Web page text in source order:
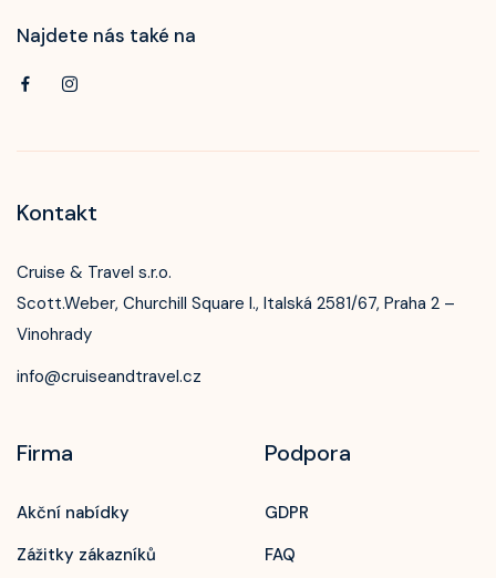
Najdete nás také na
Kontakt
Cruise & Travel s.r.o.
Scott.Weber, Churchill Square I., Italská 2581/67, Praha 2 –
Vinohrady
info@cruiseandtravel.cz
Firma
Akční nabídky
Zážitky zákazníků
Podpora
GDPR
FAQ